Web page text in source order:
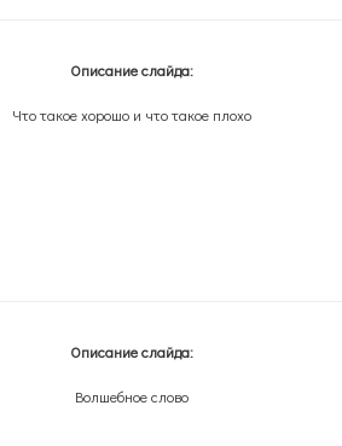
Описание слайда:
Что такое хорошо и что такое плохо
Описание слайда:
Волшебное слово